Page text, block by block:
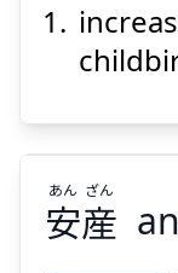
安産
あん ざん